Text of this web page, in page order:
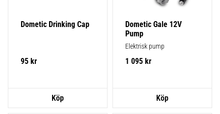
Dometic Drinking Cap
95 kr
Dometic Gale 12V
Pump
Elektrisk pump
1 095 kr